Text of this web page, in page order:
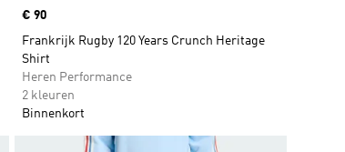
Price
€ 90
Frankrijk Rugby 120 Years Crunch Heritage
Shirt
Heren Performance
2 kleuren
Binnenkort